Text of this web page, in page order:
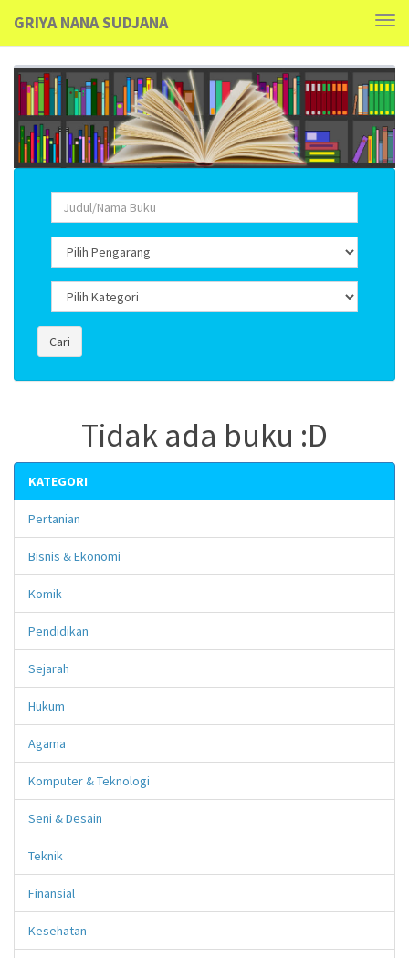
GRIYA NANA SUDJANA
Cari
Tidak ada buku :D
KATEGORI
Pertanian
Bisnis & Ekonomi
Komik
Pendidikan
Sejarah
Hukum
Agama
Komputer & Teknologi
Seni & Desain
Teknik
Finansial
Kesehatan